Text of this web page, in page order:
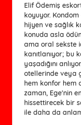
Elif Ödemiş
koyuyor.
hijyen ve sağlık
konuda asla
ama oral sekste
kanıtlanıyor; bu
yaşadığını
otellerinde veya
hem konfor hem
zaman, Ege'nin
hissettirecek bir
ile daha da